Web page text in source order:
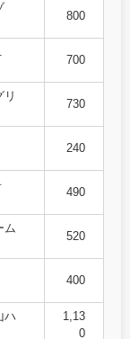
800
700
730
240
490
ム
520
400
ハ
1,13
0